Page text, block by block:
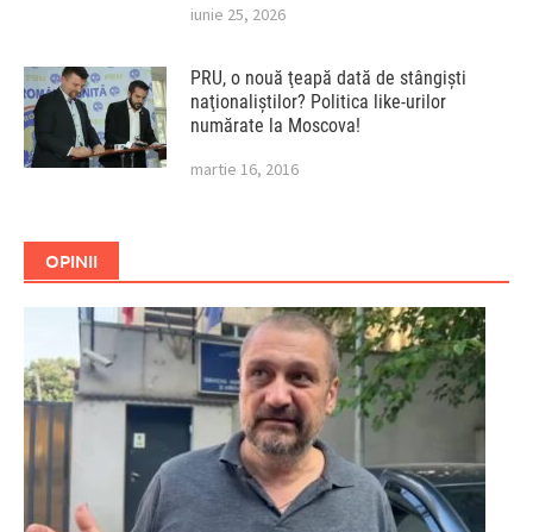
iunie 25, 2026
PRU, o nouă ţeapă dată de stângişti
naţionaliştilor? Politica like-urilor
numărate la Moscova!
martie 16, 2016
OPINII